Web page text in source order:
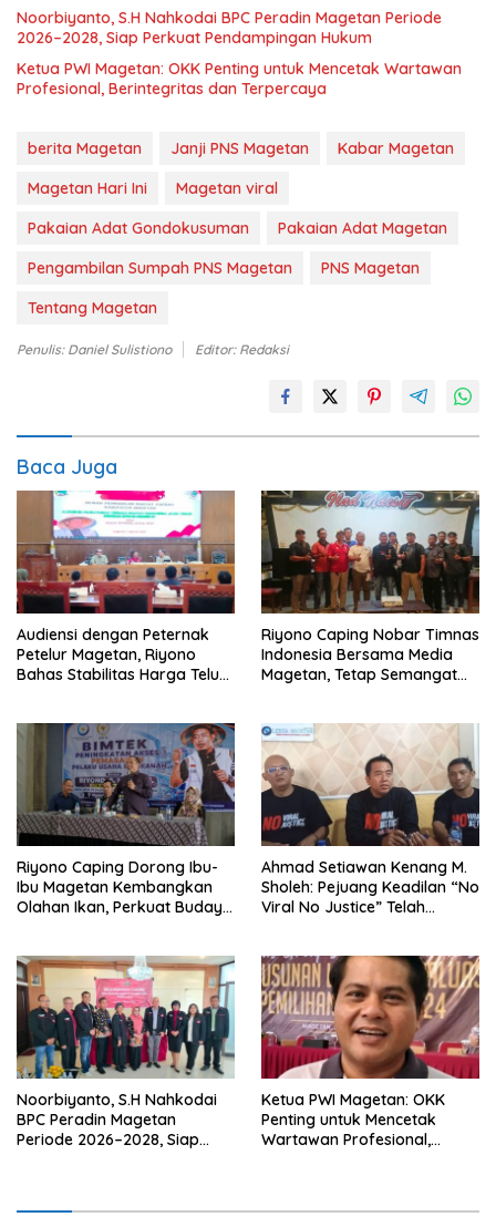
Noorbiyanto, S.H Nahkodai BPC Peradin Magetan Periode
2026–2028, Siap Perkuat Pendampingan Hukum
Ketua PWI Magetan: OKK Penting untuk Mencetak Wartawan
Profesional, Berintegritas dan Terpercaya
berita Magetan Janji PNS Magetan
Kabar Magetan
Magetan Hari Ini
Magetan viral
Pakaian Adat Gondokusuman
Pakaian Adat Magetan
Pengambilan Sumpah PNS Magetan
PNS Magetan
Tentang Magetan
Penulis: Daniel Sulistiono Editor: Redaksi
Baca Juga
Audiensi dengan Peternak
Petelur Magetan, Riyono
Bahas Stabilitas Harga Telur
Riyono Caping Nobar Timnas
Indonesia Bersama Media
Magetan, Tetap Semangat
Riyono Caping Dorong Ibu-
Ibu Magetan Kembangkan
Olahan Ikan, Perkuat Budaya
Ahmad Setiawan Kenang M.
Sholeh: Pejuang Keadilan “No
Viral No Justice” Telah
Noorbiyanto, S.H Nahkodai
BPC Peradin Magetan
Periode 2026–2028, Siap
Ketua PWI Magetan: OKK
Penting untuk Mencetak
Wartawan Profesional,